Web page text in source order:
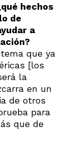
hechos
de
a
que ya
[los
la
en un
de otros
para
que de